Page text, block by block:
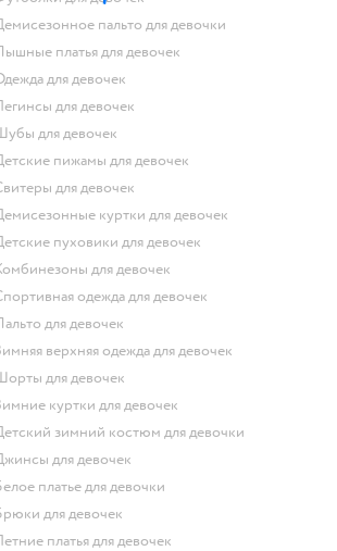
Демисезонное пальто для девочки
Пышные платья для девочек
Одежда для девочек
Легинсы для девочек
Шубы для девочек
Детские пижамы для девочек
Свитеры для девочек
Демисезонные куртки для девочек
Детские пуховики для девочек
Комбинезоны для девочек
Спортивная одежда для девочек
Пальто для девочек
Зимняя верхняя одежда для девочек
Шорты для девочек
Зимние куртки для девочек
Детский зимний костюм для девочки
Джинсы для девочек
Белое платье для девочки
Брюки для девочек
Летние платья для девочек